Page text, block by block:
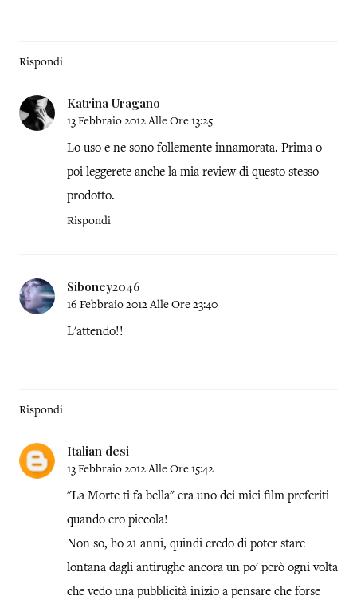
Rispondi
Katrina Uragano
13 Febbraio 2012 Alle Ore 13:25
Lo uso e ne sono follemente innamorata. Prima o
poi leggerete anche la mia review di questo stesso
prodotto.
Rispondi
Siboney2046
16 Febbraio 2012 Alle Ore 23:40
L'attendo!!
Rispondi
Italian desi
13 Febbraio 2012 Alle Ore 15:42
"La Morte ti fa bella" era uno dei miei film preferiti
quando ero piccola!
Non so, ho 21 anni, quindi credo di poter stare
lontana dagli antirughe ancora un po' però ogni volta
che vedo una pubblicità inizio a pensare che forse